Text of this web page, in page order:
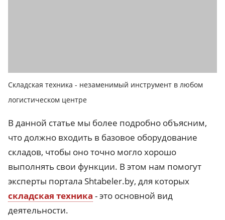
Складская техника - незаменимый инструмент в любом
логистическом центре
В данной статье мы более подробно объясним,
что должно входить в базовое оборудование
складов, чтобы оно точно могло хорошо
выполнять свои функции. В этом нам помогут
эксперты портала Shtabeler.by, для которых
складская техника - это основной вид
деятельности.